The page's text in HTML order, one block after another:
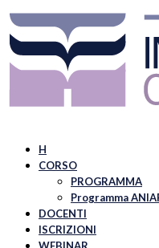
H
CORSO
PROGRAMMA
Programma
DOCENTI
ISCRIZIONI